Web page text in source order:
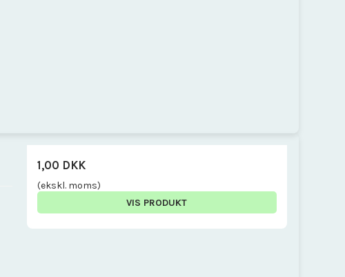
1,00 DKK
(ekskl. moms)
VIS PRODUKT